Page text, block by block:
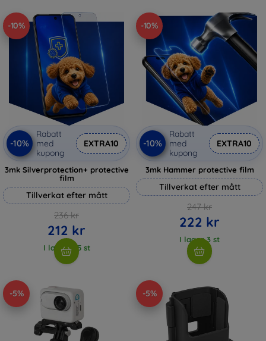
-10%
-10%
Rabatt
med
kupong
EXTRA10
3mk Silverprotection+ protective
film
Tillverkat efter mått
236 kr
212 kr
I lager > 5 st
-10%
-10%
Rabatt
med
kupong
EXTRA10
3mk Hammer protective film
Tillverkat efter mått
247 kr
222 kr
I lager 3 st
-5% -5%